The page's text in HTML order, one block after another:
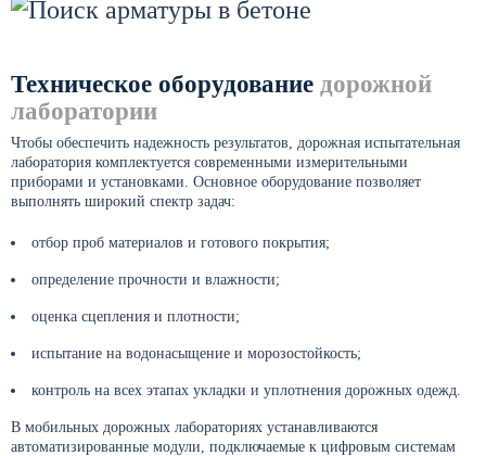
Техническое оборудование дорожной
лаборатории
Чтобы обеспечить надежность результатов, дорожная испытательная
лаборатория комплектуется современными измерительными
приборами и установками. Основное оборудование позволяет
выполнять широкий спектр задач:
отбор проб материалов и готового покрытия;
определение прочности и влажности;
оценка сцепления и плотности;
испытание на водонасыщение и морозостойкость;
контроль на всех этапах укладки и уплотнения дорожных одежд.
В мобильных дорожных лабораториях устанавливаются
автоматизированные модули, подключаемые к цифровым системам